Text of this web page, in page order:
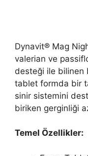
Dynavit® Mag
valerian ve
desteği ile bilinen
tablet formda bir
sinir sistemini
biriken gerginliği
Temel Özellikler: